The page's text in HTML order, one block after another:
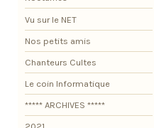
Vu sur le NET
Nos petits amis
Chanteurs Cultes
Le coin Informatique
***** ARCHIVES *****